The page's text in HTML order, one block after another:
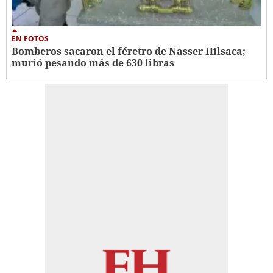
EN FOTOS
Bomberos sacaron el féretro de Nasser Hilsaca;
murió pesando más de 630 libras